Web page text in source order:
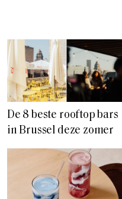
De 8 beste rooftop bars
in Brussel deze zomer